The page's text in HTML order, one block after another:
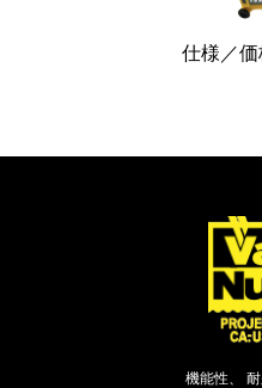
ボトルホル
その
生産終
＜オーダー
仕様／
機能性、